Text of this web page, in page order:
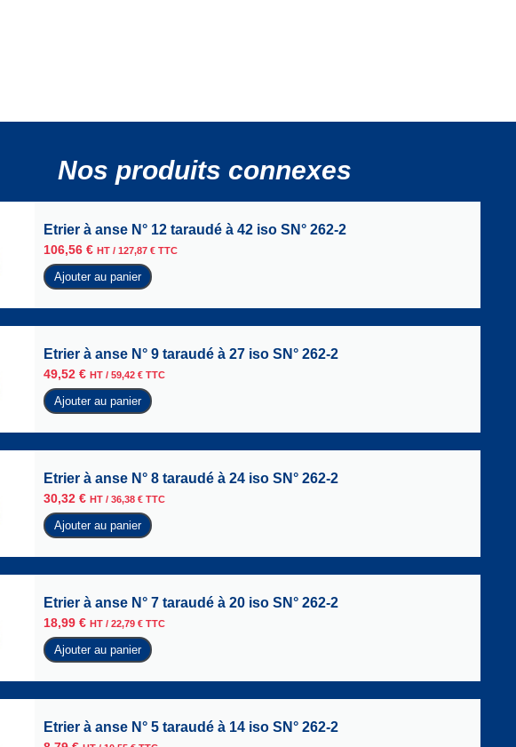
Nos produits connexes
Etrier à anse N° 12 taraudé à 42 iso SN° 262-2
106,56 € HT / 127,87 € TTC
Ajouter au panier
Etrier à anse N° 9 taraudé à 27 iso SN° 262-2
49,52 € HT / 59,42 € TTC
Ajouter au panier
Etrier à anse N° 8 taraudé à 24 iso SN° 262-2
30,32 € HT / 36,38 € TTC
Ajouter au panier
Etrier à anse N° 7 taraudé à 20 iso SN° 262-2
18,99 € HT / 22,79 € TTC
Ajouter au panier
Etrier à anse N° 5 taraudé à 14 iso SN° 262-2